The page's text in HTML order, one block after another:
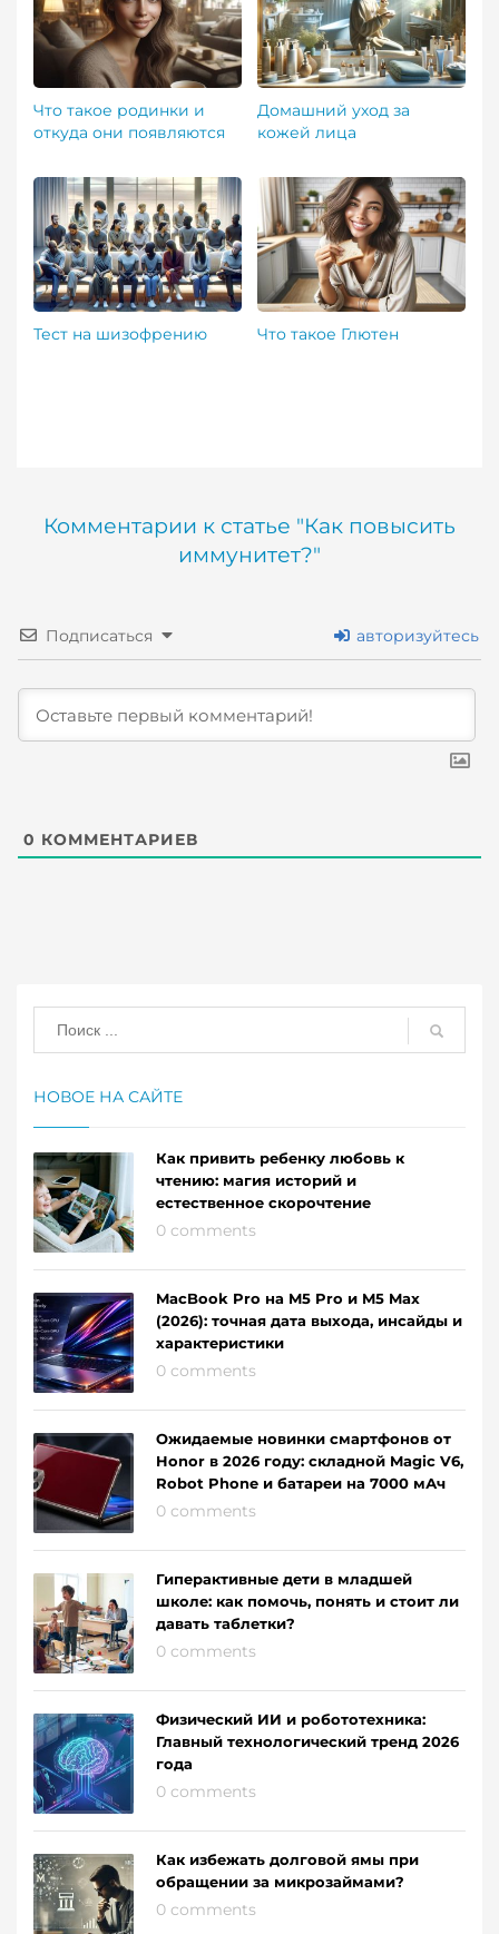
Что такое родинки и
откуда они появляются
Тест на шизофрению
Домашний уход за
кожей лица
Что такое Глютен
Комментарии к статье "Как повысить
иммунитет?"
Подписаться авторизуйтесь
0 КОММЕНТАРИЕВ
НОВОЕ НА САЙТЕ
Как привить ребенку любовь к
чтению: магия историй и
естественное скорочтение
0 comments
MacBook Pro на M5 Pro и M5 Max
(2026): точная дата выхода, инсайды и
характеристики
0 comments
Ожидаемые новинки смартфонов от
Honor в 2026 году: складной Magic V6,
Robot Phone и батареи на 7000 мАч
0 comments
Гиперактивные дети в младшей
школе: как помочь, понять и стоит ли
давать таблетки?
0 comments
Физический ИИ и робототехника:
Главный технологический тренд 2026
года
0 comments
Как избежать долговой ямы при
обращении за микрозаймами?
0 comments